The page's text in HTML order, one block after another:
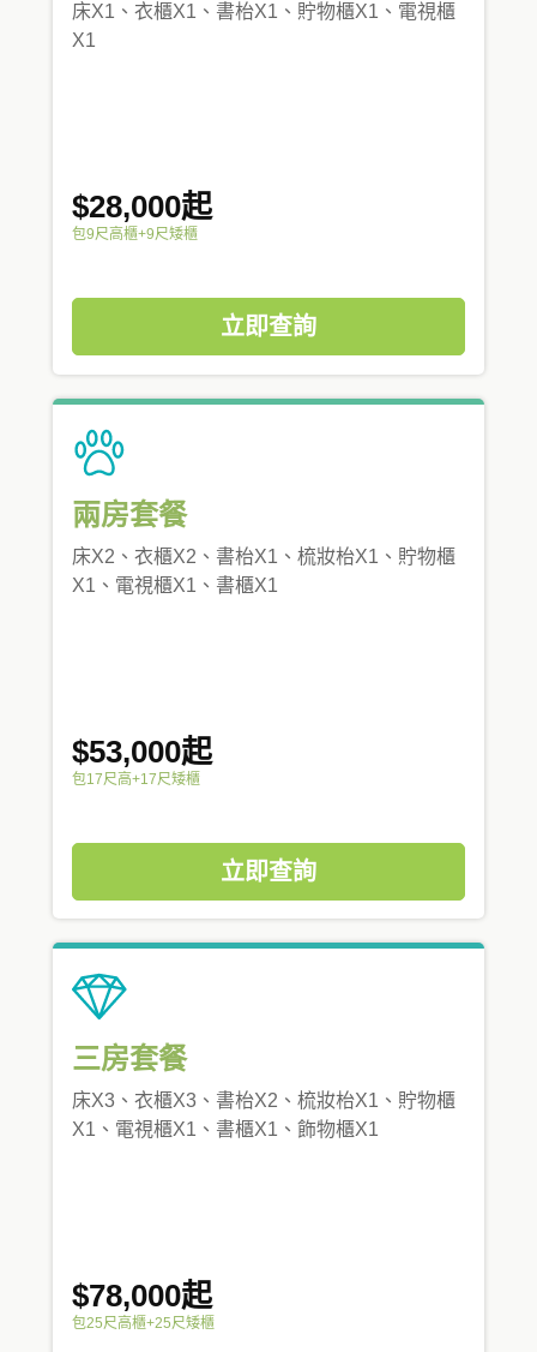
床X1、衣櫃X1、書枱X1、貯物櫃X1、電視櫃
X1
$28,000起
包9尺高櫃+9尺矮櫃
立即查詢
兩房套餐
床X2、衣櫃X2、書枱X1、梳妝枱X1、貯物櫃
X1、電視櫃X1、書櫃X1
$53,000起
包17尺高+17尺矮櫃
立即查詢
三房套餐
床X3、衣櫃X3、書枱X2、梳妝枱X1、貯物櫃
X1、電視櫃X1、書櫃X1、飾物櫃X1
$78,000起
包25尺高櫃+25尺矮櫃